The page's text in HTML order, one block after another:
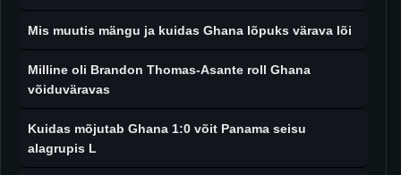
Mis muutis mängu ja kuidas Ghana lõpuks värava lõi
Milline oli Brandon Thomas-Asante roll Ghana
võiduväravas
Kuidas mõjutab Ghana 1:0 võit Panama seisu
alagrupis L